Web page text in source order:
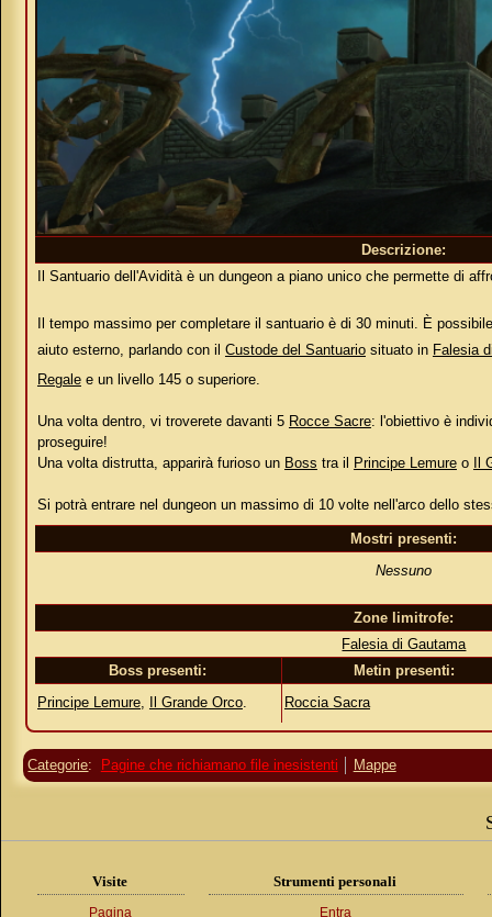
Descrizione:
Il Santuario dell'Avidità è un dungeon a piano unico che permette di
Il tempo massimo per completare il santuario è di 30 minuti. È
aiuto esterno, parlando con il Custode del Santuariosituato in Falesia
Regalee un livello 145 o superiore.
Una volta dentro, vi troverete davanti 5 Rocce Sacre: l'obiettivo è
proseguire!
Una volta distrutta, apparirà furioso un Boss tra il Principe Lemureo Il
Si potrà entrare nel dungeon un massimo di 10 volte nell'arco dello
Mostri presenti:
Nessuno
Zone limitrofe:
Falesia di Gautama
Boss presenti:
Metin presenti:
Principe Lemure, Il Grande Orco. Roccia Sacra
Categorie: Pagine che richiamano file inesistenti Mappe
Visite
Pagina
Strumenti personali
Entra